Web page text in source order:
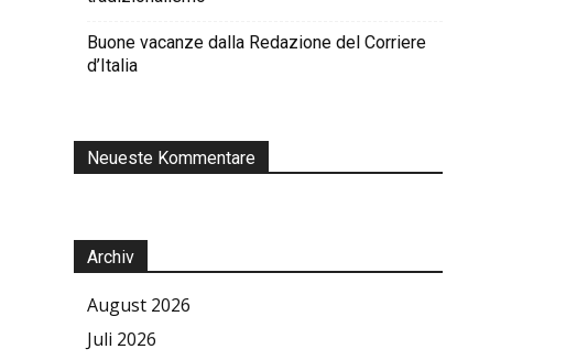
Buone vacanze dalla Redazione del Corriere
d’Italia
Neueste Kommentare
Archiv
August 2026
Juli 2026